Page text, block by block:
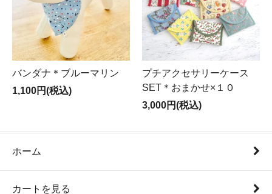
バンダナ＊ブルーマリン
1,100円(税込)
プチアクセサリーケース
SET＊おまかせ×１０
3,000円(税込)
ホーム
カートを見る